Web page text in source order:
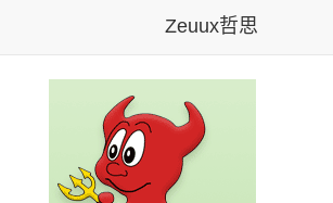
Zeuux哲思